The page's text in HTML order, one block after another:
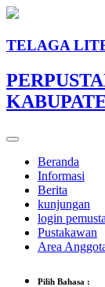
TELAGA
Beranda
Informasi
Berita
kunjungan
login
Pustakawan
Area
Pilih Bahasa :